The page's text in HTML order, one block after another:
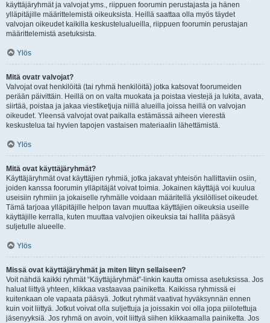
käyttäjäryhmät ja valvojat yms., riippuen foorumin perustajasta ja hänen
ylläpitäjille määrittelemistä oikeuksista. Heillä saattaa olla myös täydet
valvojan oikeudet kaikilla keskustelualueilla, riippuen foorumin perustajan
määrittelemistä asetuksista.
Ylös
Mitä ovatr valvojat?
Valvojat ovat henkilöitä (tai ryhmä henkilöitä) jotka katsovat foorumeiden
perään päivittäin. Heillä on on valta muokata ja poistaa viestejä ja lukita, avata,
siirtää, poistaa ja jakaa viestiketjuja niillä alueilla joissa heillä on valvojan
oikeudet. Yleensä valvojat ovat paikalla estämässä aiheen vierestä
keskustelua tai hyvien tapojen vastaisen materiaalin lähettämistä.
Ylös
Mitä ovat käyttäjäryhmät?
Käyttäjäryhmät ovat käyttäjien ryhmiä, jotka jakavat yhteisön hallittaviin osiin,
joiden kanssa foorumin ylläpitäjät voivat toimia. Jokainen käyttäjä voi kuulua
useisiin ryhmiin ja jokaiselle ryhmälle voidaan määritellä yksilölliset oikeudet.
Tämä tarjoaa ylläpitäjille helpon tavan muuttaa käyttäjien oikeuksia useille
käyttäjille kerralla, kuten muuttaa valvojien oikeuksia tai hallita pääsyä
suljetulle alueelle.
Ylös
Missä ovat käyttäjäryhmät ja miten liityn sellaiseen?
Voit nähdä kaikki ryhmät “Käyttäjäryhmät”-linkin kautta omissa asetuksissa. Jos
haluat liittyä yhteen, klikkaa vastaavaa painiketta. Kaikissa ryhmissä ei
kuitenkaan ole vapaata pääsyä. Jotkut ryhmät vaativat hyväksynnän ennen
kuin voit liittyä. Jotkut voivat olla suljettuja ja joissakin voi olla jopa piilotettuja
jäsenyyksiä. Jos ryhmä on avoin, voit liittyä siihen klikkaamalla painiketta. Jos